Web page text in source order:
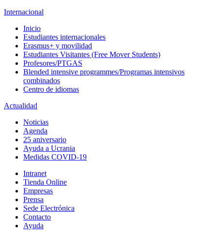
Internacional
Inicio
Estudiantes internacionales
Erasmus+ y movilidad
Estudiantes Visitantes (Free Mover Students)
Profesores/PTGAS
Blended intensive programmes/Programas intensivos
combinados
Centro de idiomas
Actualidad
Noticias
Agenda
25 aniversario
Ayuda a Ucrania
Medidas COVID-19
Intranet
Tienda Online
Empresas
Prensa
Sede Electrónica
Contacto
Ayuda